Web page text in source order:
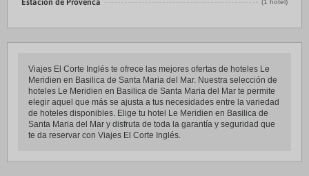
Estación de Provenca (1 hotel)
Viajes El Corte Inglés te ofrece las mejores ofertas de hoteles Le
Meridien en Basilica de Santa Maria del Mar. Nuestra selección de
hoteles Le Meridien en Basilica de Santa Maria del Mar te permite
elegir aquel que más se ajusta a tus necesidades entre la variedad
de hoteles disponibles. Elige tu hotel Le Meridien en Basilica de
Santa Maria del Mar y disfruta de toda la garantía y seguridad que
te da reservar con Viajes El Corte Inglés.